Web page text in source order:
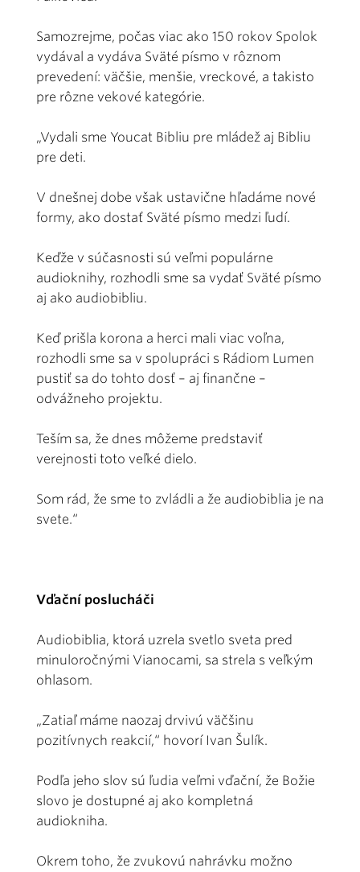
Samozrejme, počas viac ako 150 rokov Spolok
vydával a vydáva Sväté písmo v rôznom
prevedení: väčšie, menšie, vreckové, a takisto
pre rôzne vekové kategórie.
„Vydali sme Youcat Bibliu pre mládež aj Bibliu
pre deti.
V dnešnej dobe však ustavične hľadáme nové
formy, ako dostať Sväté písmo medzi ľudí.
Keďže v súčasnosti sú veľmi populárne
audioknihy, rozhodli sme sa vydať Sväté písmo
aj ako audiobibliu.
Keď prišla korona a herci mali viac voľna,
rozhodli sme sa v spolupráci s Rádiom Lumen
pustiť sa do tohto dosť – aj finančne –
odvážneho projektu.
Teším sa, že dnes môžeme predstaviť
verejnosti toto veľké dielo.
Som rád, že sme to zvládli a že audiobiblia je na
svete.“
Vďační poslucháči
Audiobiblia, ktorá uzrela svetlo sveta pred
minuloročnými Vianocami, sa strela s veľkým
ohlasom.
„Zatiaľ máme naozaj drvivú väčšinu
pozitívnych reakcií,“ hovorí Ivan Šulík.
Podľa jeho slov sú ľudia veľmi vďační, že Božie
slovo je dostupné aj ako kompletná
audiokniha.
Okrem toho, že zvukovú nahrávku možno